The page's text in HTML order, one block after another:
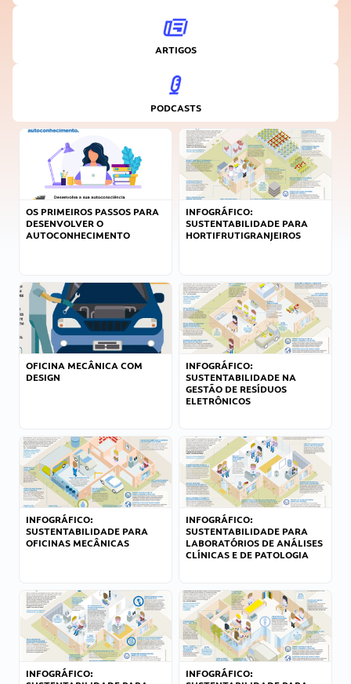
ARTIGOS
PODCASTS
OS PRIMEIROS PASSOS PARA
DESENVOLVER O
AUTOCONHECIMENTO
INFOGRÁFICO:
SUSTENTABILIDADE PARA
HORTIFRUTIGRANJEIROS
OFICINA MECÂNICA COM
DESIGN
INFOGRÁFICO:
SUSTENTABILIDADE NA
GESTÃO DE RESÍDUOS
ELETRÔNICOS
INFOGRÁFICO:
SUSTENTABILIDADE PARA
OFICINAS MECÂNICAS
INFOGRÁFICO:
SUSTENTABILIDADE PARA
LABORATÓRIOS DE ANÁLISES
CLÍNICAS E DE PATOLOGIA
INFOGRÁFICO:
INFOGRÁFICO: